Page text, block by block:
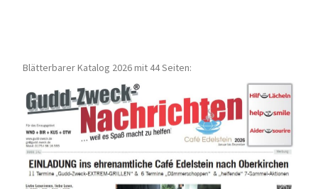
Blätterbarer Katalog 2026 mit 44 Seiten: